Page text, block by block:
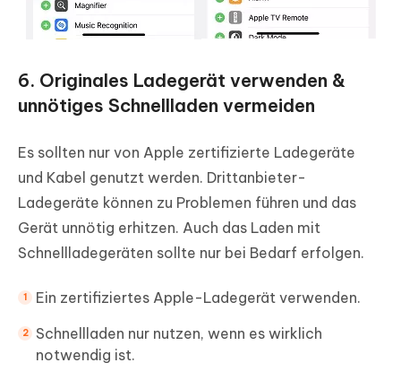
6. Originales Ladegerät verwenden &
unnötiges Schnellladen vermeiden
Es sollten nur von Apple zertifizierte Ladegeräte
und Kabel genutzt werden. Drittanbieter-
Ladegeräte können zu Problemen führen und das
Gerät unnötig erhitzen. Auch das Laden mit
Schnellladegeräten sollte nur bei Bedarf erfolgen.
Ein zertifiziertes Apple-Ladegerät verwenden.
Schnellladen nur nutzen, wenn es wirklich
notwendig ist.